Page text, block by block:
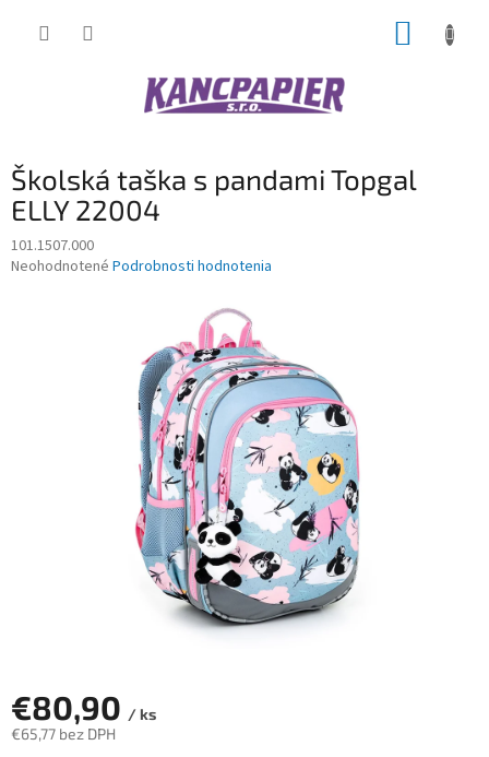
Školská taška s pandami Topgal
ELLY 22004
101.1507.000
Priemerné
Neohodnotené Podrobnosti hodnotenia
€80,90 / ks
€65,77 bez DPH